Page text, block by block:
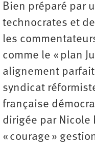
Bien préparé par
technocrates et
les
comme le « plan
alignement
syndicat
française
dirigée par Nicole
« courage »